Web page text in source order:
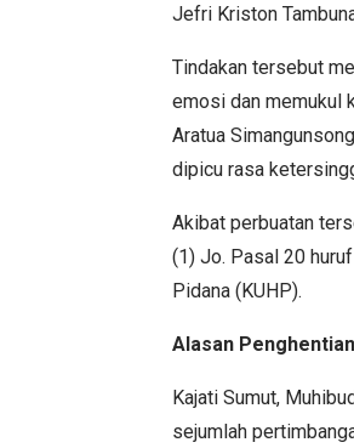
Jefri Kriston
Tindakan tersebut
emosi dan memukul
Aratua
dipicu rasa
Akibat perbuatan
(1) Jo. Pasal 20
Pidana (KUHP).
Alasan
Kajati Sumut,
sejumlah